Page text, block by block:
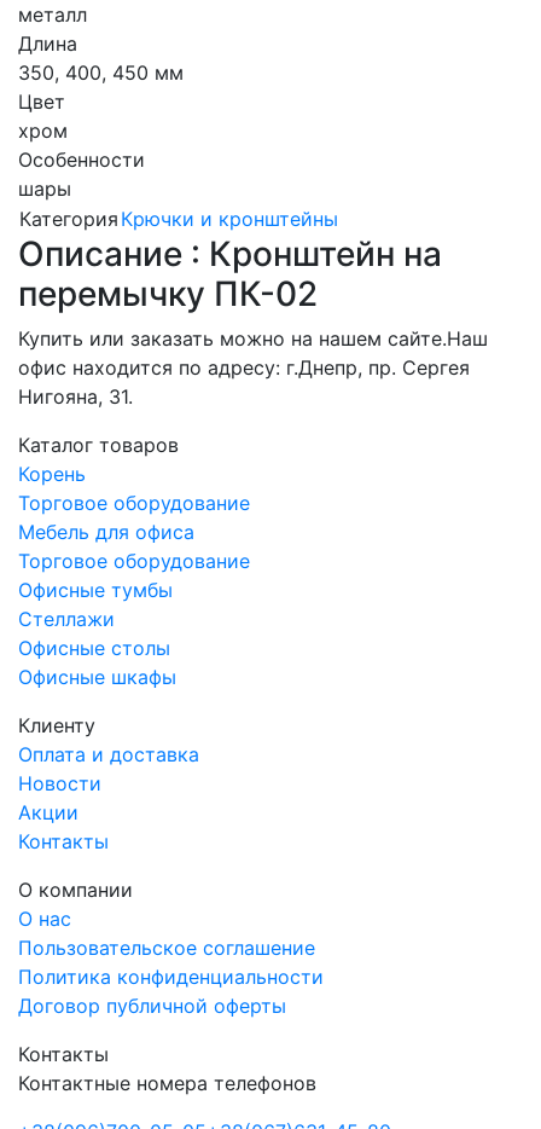
металл
Длина
350, 400, 450 мм
Цвет
хром
Особенности
шары
Категория Крючки и кронштейны
Описание : Кронштейн на
перемычку ПК-02
Купить или заказать можно на нашем сайте.Наш
офис находится по адресу: г.Днепр, пр. Сергея
Нигояна, 31.
Каталог товаров
Корень
Торговое оборудование
Мебель для офиса
Торговое оборудование
Офисные тумбы
Стеллажи
Офисные столы
Офисные шкафы
Клиенту
Оплата и доставка
Новости
Акции
Контакты
О компании
О нас
Пользовательское соглашение
Политика конфиденциальности
Договор публичной оферты
Контакты
Контактные номера телефонов